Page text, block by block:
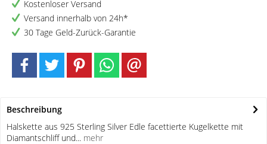
Kostenloser Versand
Versand innerhalb von 24h*
30 Tage Geld-Zurück-Garantie
Beschreibung
Halskette aus 925 Sterling Silver Edle facettierte Kugelkette mit
Diamantschliff und... mehr